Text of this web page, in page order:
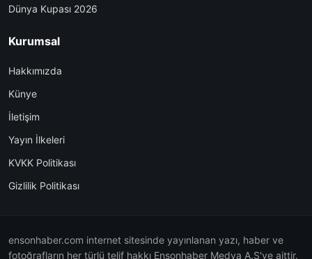
Dünya Kupası 2026
Kurumsal
Hakkımızda
Künye
İletişim
Yayın İlkeleri
KVKK Politikası
Gizlilik Politikası
ensonhaber.com internet sitesinde yayınlanan yazı, haber ve
fotoğrafların her türlü telif hakkı Ensonhaber Medya A.Ş'ye aittir.